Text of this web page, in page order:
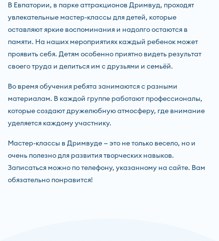
В Евпатории, в парке аттракционов Дримвуд, проходят
увлекательные мастер-классы для детей, которые
оставляют яркие воспоминания и надолго остаются в
памяти. На наших мероприятиях каждый ребенок может
проявить себя. Детям особенно приятно видеть результат
своего труда и делиться им с друзьями и семьёй.
Во время обучения ребята занимаются с разными
материалам. В каждой группе работают профессионалы,
которые создают дружелюбную атмосферу, где внимание
уделяется каждому участнику.
Мастер-классы в Дримвуде — это не только весело, но и
очень полезно для развития творческих навыков.
Записаться можно по телефону, указанному на сайте. Вам
обязательно понравится!